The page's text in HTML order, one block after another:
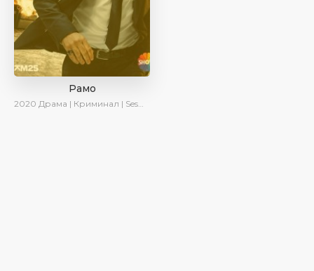
Рамо
2020 Драма | Криминал | SesDizi | Ирина Котова